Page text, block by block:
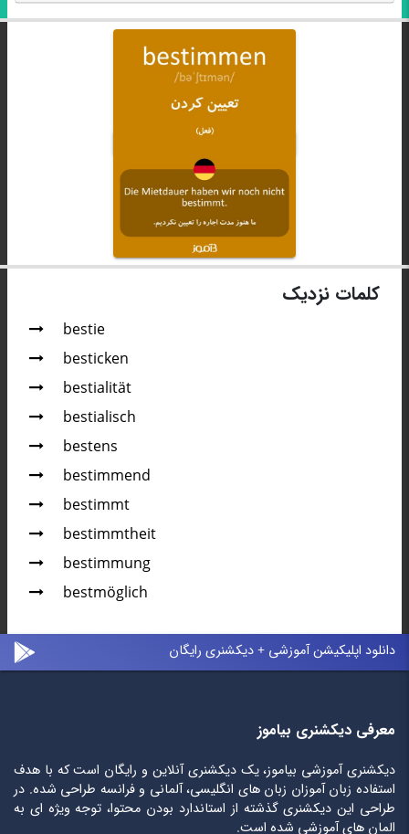
کلمات نزدیک
bestie
besticken
bestialität
bestialisch
bestens
bestimmend
bestimmt
bestimmtheit
bestimmung
bestmöglich
دانلود اپلیکیشن آموزشی + دیکشنری رایگان
معرفی دیکشنری بیاموز
دیکشنری آموزشی بیاموز، یک دیکشنری آنلاین و رایگان است که با هدف
استفاده زبان آموزان زبان های انگلیسی، آلمانی و فرانسه طراحی شده. در
طراحی این دیکشنری گذشته از استاندارد بودن محتوا، توجه ویژه ای به
المان های آموزشی شده است.